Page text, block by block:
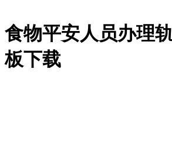
食物平安人员办理
板下载